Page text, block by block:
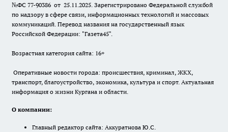
№ФС 77-90386 от 25.11.2025. Зарегистрировано Федеральной службой
по надзору в сфере связи, информационных технологий и массовых
коммуникаций. Перевод названия на государственный язык
Российской Федерации: "Газета45".
Возрастная категория сайта: 16+
Оперативные новости города: происшествия, криминал, ЖКХ,
транспорт, благоустройство, экономика, культура и спорт. Актуальная
информация о жизни Кургана и области.
О компании:
Главный редактор сайта: Аккуратнова Ю.С.